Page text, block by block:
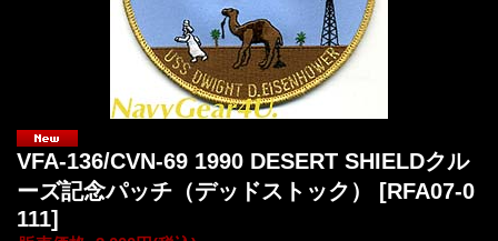
VFA-136/CVN-69 1990 DESERT SHIELDクル
ーズ記念パッチ（デッドストック） [RFA07-0
111]